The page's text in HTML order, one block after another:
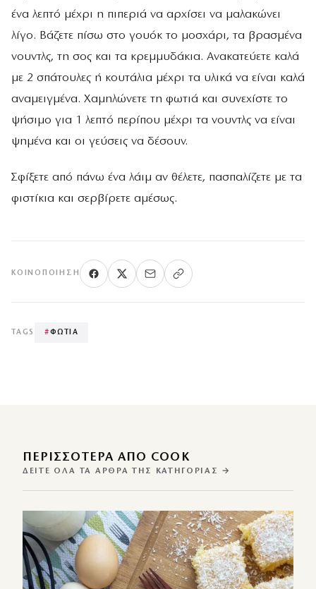
ένα λεπτό μέχρι η πιπεριά να αρχίσει να μαλακώνει
λίγο. Βάζετε πίσω στο γουόκ το μοσχάρι, τα βρασμένα
νουντλς, τη σος και τα κρεμμυδάκια. Ανακατεύετε καλά
με 2 σπάτουλες ή κουτάλια μέχρι τα υλικά να είναι καλά
αναμειγμένα. Χαμηλώνετε τη φωτιά και συνεχίστε το
ψήσιμο για 1 λεπτό περίπου μέχρι τα νουντλς να είναι
ψημένα και οι γεύσεις να δέσουν.
Σφίξετε από πάνω ένα λάιμ αν θέλετε, πασπαλίζετε με τα
φιστίκια και σερβίρετε αμέσως.
ΚΟΙΝΟΠΟΊΗΣΗ
TAGS #ΦΩΤΙΑ
ΠΕΡΙΣΣΌΤΕΡΑ ΑΠΌ COOK
ΔΕΊΤΕ ΌΛΑ ΤΑ ΆΡΘΡΑ ΤΗΣ ΚΑΤΗΓΟΡΊΑΣ →